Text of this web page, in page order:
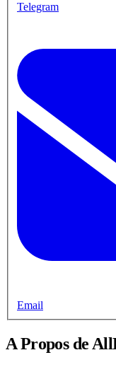
Telegram
Email
A Propos de